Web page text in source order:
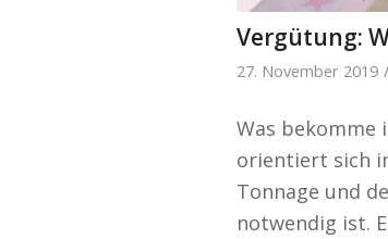
Vergütung:
27. November 2019
Was bekomme
orientiert sich
Tonnage und
notwendig ist.